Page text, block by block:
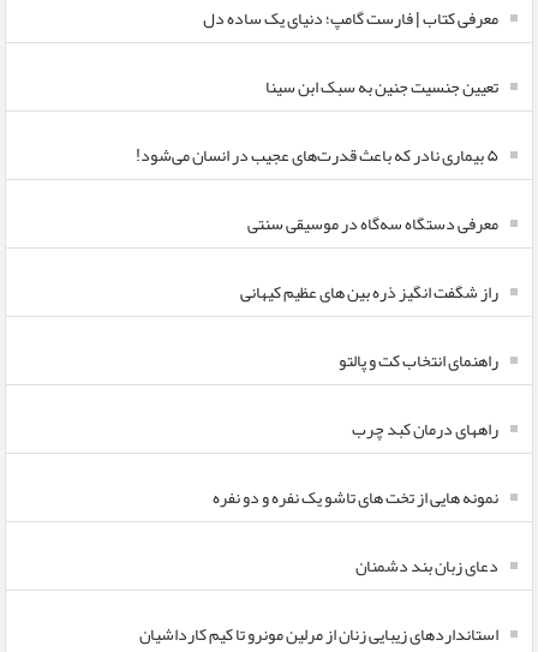
معرفی کتاب | فارست گامپ؛ دنیای یک ساده دل
تعیین جنسیت جنین به سبک ابن سینا
۵ بیماری نادر که باعث قدرت‌های عجیب در انسان می‌شود!
معرفی دستگاه سه‌گاه در موسیقی سنتی
راز شگفت انگیز ذره بین های عظیم کیهانی
راهنمای انتخاب کت و پالتو
راههای درمان کبد چرب
نمونه هایی از تخت های تاشو یک نفره و دو نفره
دعای زبان بند دشمنان
استانداردهای زیبایی زنان از مرلین مونرو تا کیم کارداشیان